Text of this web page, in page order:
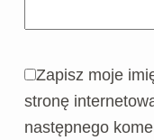
Zapisz moje
stronę
następnego